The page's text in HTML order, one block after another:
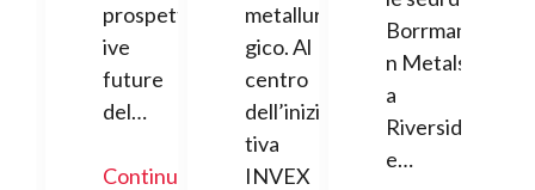
prospett
ive
future
del…
Continua
metallur
gico. Al
centro
dell’inizia
tiva
INVEX
Borrman
n Metals
a
Riversid
e…